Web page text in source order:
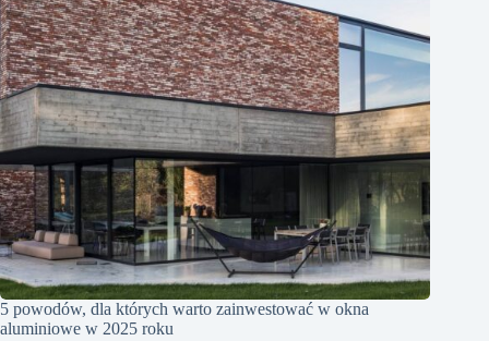
5 powodów, dla których warto zainwestować w okna
aluminiowe w 2025 roku